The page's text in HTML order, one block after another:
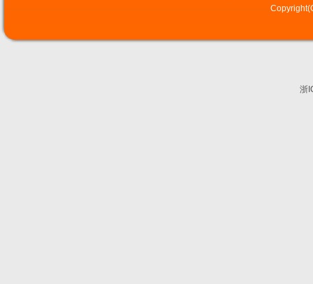
浙